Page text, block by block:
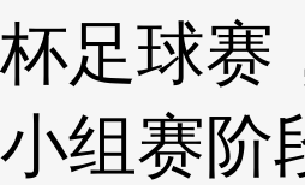
杯足球赛
小组赛阶